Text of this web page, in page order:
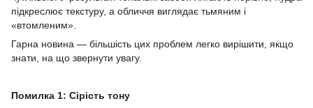
підкреслює текстуру, а обличчя виглядає тьмяним і
«втомленим».
Гарна новина — більшість цих проблем легко вирішити, якщо
знати, на що звернути увагу.
Помилка 1: Сірість тону